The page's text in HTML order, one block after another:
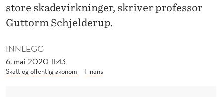
M
E
N
B
INNLEGG
6. mai 2020 11:43
Skatt og offentlig økonomi Finans
store skadevirkninger, skriver professor
Guttorm Schjelderup.